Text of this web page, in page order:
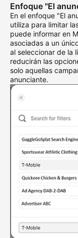
Enfoque "El
En el enfoque "El
utiliza para limitar
puede informar en
asociadas a un
al seleccionar de la
reducirán las
solo aquellas
anunciante.